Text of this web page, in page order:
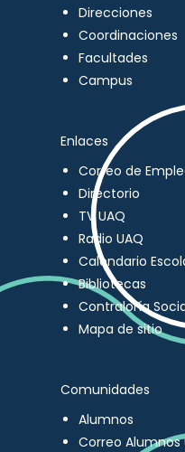
Direcciones
Coordinaciones
Facultades
Campus
Enlaces
Correo de
Directorio
TV UAQ
Radio UAQ
Calendario
Bibliotecas
Contraloría
Mapa de sitio
Comunidades
Alumnos
Correo Alumnos